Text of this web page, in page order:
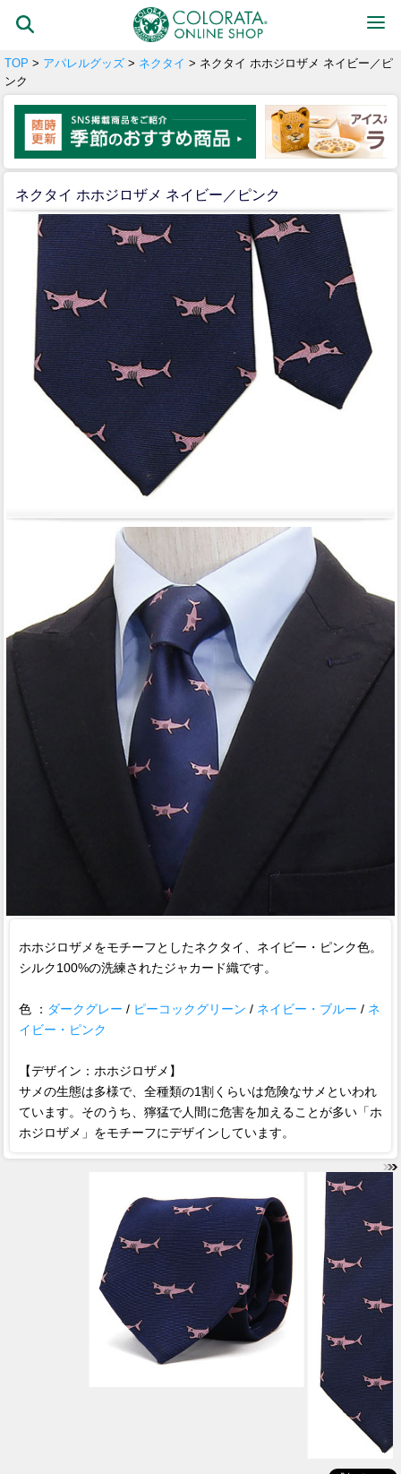
TOP > アパレルグッズ > ネクタイ > ネクタイ ホホジロザメ ネイビー／ピ
ンク
ネクタイ ホホジロザメ ネイビー／ピンク
ホホジロザメをモチーフとしたネクタイ、ネイビー・ピンク色。
シルク100%の洗練されたジャカード織です。
色 ： ダークグレー / ピーコックグリーン / ネイビー・ブルー / ネ
イビー・ピンク
【デザイン：ホホジロザメ】
サメの生態は多様で、全種類の1割くらいは危険なサメといわれ
ています。そのうち、獰猛で人間に危害を加えることが多い「ホ
ホジロザメ」をモチーフにデザインしています。